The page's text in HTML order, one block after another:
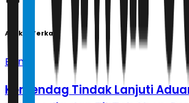
Artikel Terkait
Bisnis
Kemendag Tindak Lanjuti